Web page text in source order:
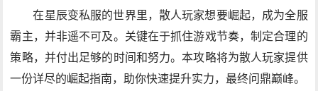
在星辰变私服的世界里，散人玩家想要崛起，成为全服
霸主，并非遥不可及。关键在于抓住游戏节奏，制定合理的
策略，并付出足够的时间和努力。本攻略将为散人玩家提供
一份详尽的崛起指南，助你快速提升实力，最终问鼎巅峰。